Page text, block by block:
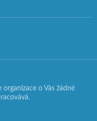
o Vás žádné